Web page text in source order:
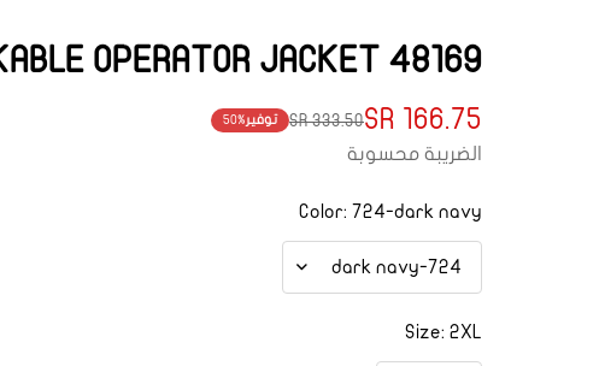
48169 PACKABLE OPERATOR JACKET
Translation
missing:
166.75 SR
Translation
missing:
333.50 SR توفير50%
الضريبة محسوبة
Color: 724-dark navy
Size: 2XL